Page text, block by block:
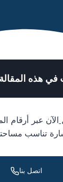
هذه
الآن عبر أرقام
تناسب
اتصل بنا